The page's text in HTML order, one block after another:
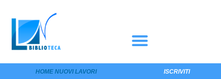
HOME NUOVI LAVORI ISCRIVITI